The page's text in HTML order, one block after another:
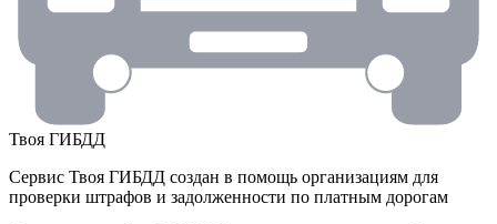
Твоя ГИБДД
Сервис Твоя ГИБДД создан в помощь организациям для
проверки штрафов и задолженности по платным дорогам